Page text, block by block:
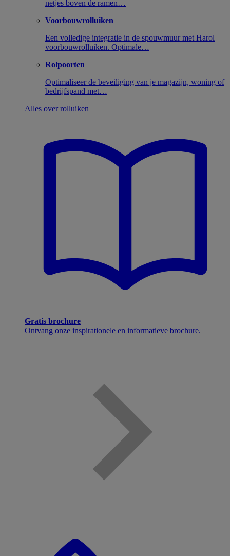
netjes boven de ramen…
Voorbouwrolluiken
Een volledige integratie in de spouwmuur met Harol
voorbouwrolluiken. Optimale…
Rolpoorten
Optimaliseer de beveiliging van je magazijn, woning of
bedrijfspand met…
Alles over rolluiken
Gratis brochure
Ontvang onze inspirationele en informatieve brochure.